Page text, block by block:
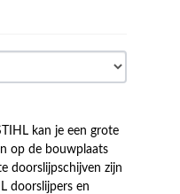
kan je een grote
op de bouwplaats
doorslijpschijven zijn
doorslijpers en